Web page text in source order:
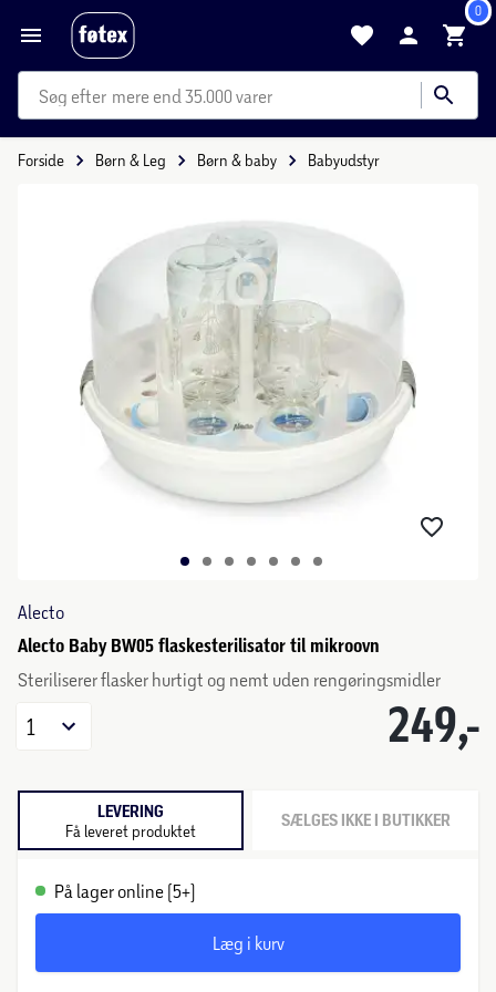
0
mere end 35.000 varer
Forside Børn & Leg Børn & baby Babyudstyr
Alecto
Alecto Baby BW05 flaskesterilisator til mikroovn
Steriliserer flasker hurtigt og nemt uden rengøringsmidler
249,-
1
LEVERING
Få leveret produktet SÆLGES IKKE I BUTIKKER
På lager online (5+)
Læg i kurv